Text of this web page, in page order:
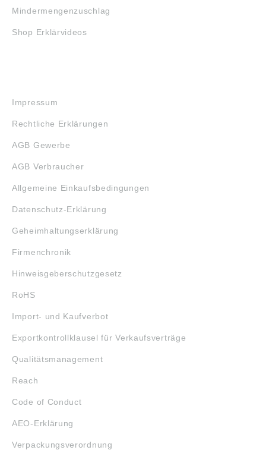
Mindermengenzuschlag
Shop Erklärvideos
Impressum
Rechtliche Erklärungen
AGB Gewerbe
AGB Verbraucher
Allgemeine Einkaufsbedingungen
Datenschutz-Erklärung
Geheimhaltungserklärung
Firmenchronik
Hinweisgeberschutzgesetz
RoHS
Import- und Kaufverbot
Exportkontrollklausel für Verkaufsverträge
Qualitätsmanagement
Reach
Code of Conduct
AEO-Erklärung
Verpackungsverordnung